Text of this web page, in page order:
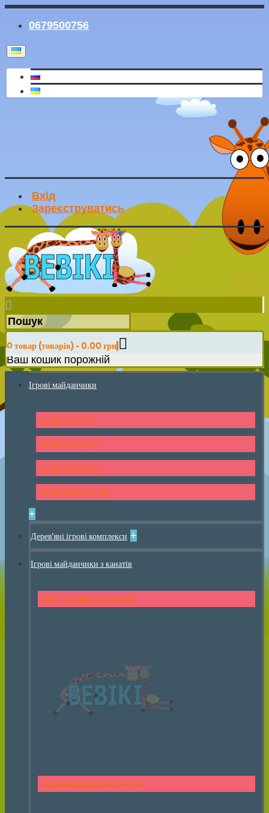
0679500756
Вхід
Зареєструватись
0 товар (товарів) - 0.00 грн
Ваш кошик порожній
Ігрові майданчики
Серія "Классик"
Серія "Стандарт"
Серія "Крепость"
Серія "Красный мак"
+
Дерев'яні ігрові комплекси +
Ігрові майданчики з канатів
Дитячі комплекси з канатів
Спортивні елементи з канатів